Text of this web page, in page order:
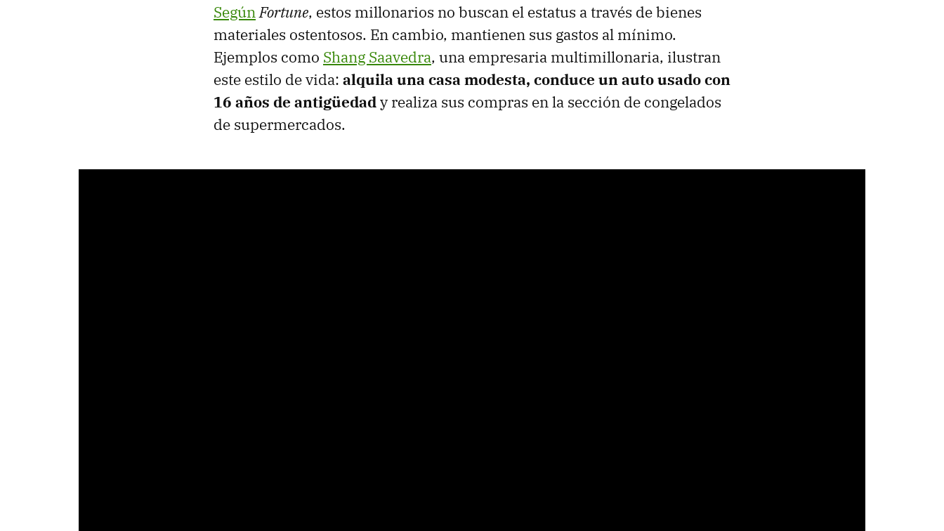
SegúnFortune, estos millonarios no buscan el estatus a través de bienes
materiales ostentosos. En cambio, mantienen sus gastos al mínimo.
Ejemplos como Shang Saavedra, una empresaria multimillonaria, ilustran
este estilo de vida: alquila una casa modesta, conduce un auto usado con
16 años de antigüedady realiza sus compras en la sección de congelados
de supermercados.